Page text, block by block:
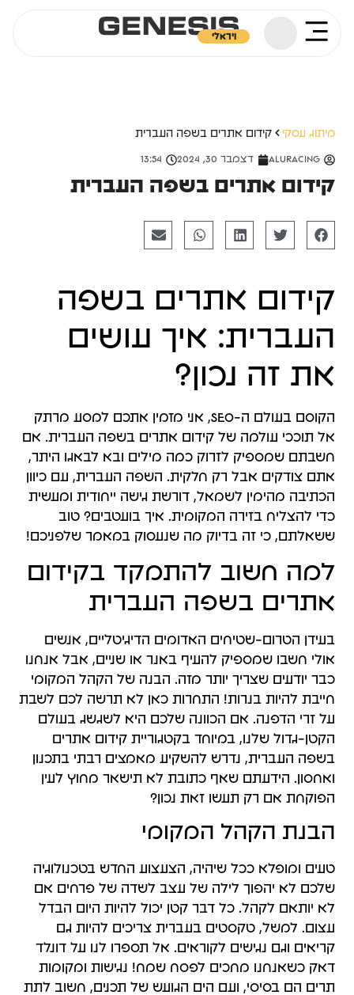
ויראלי
מיתוג עסקי קידום אתרים בשפה העברית
aluracing דצמבר 30, 2024 13:54
קידום אתרים בשפה העברית
קידום אתרים בשפה
העברית: איך עושים
את זה נכון?
הקוסם בעולם ה-SEO, אני מזמין אתכם למסע מרתק
אל תוככי עולמה של קידום אתרים בשפה העברית. אם
חשבתם שמספיק לזרוק כמה מילים ובא לבאגו היתר,
אתם צודקים אבל רק חלקית. השפה העברית, עם כיוון
הכתיבה מהימין לשמאל, דורשת גישה ייחודית ומעשית
כדי להצליח בזירה המקומית. איך בועטבים? טוב
ששאלתם, כי זה בדיוק מה שנעסוק במאמר שלפניכם!
למה חשוב להתמקד בקידום
אתרים בשפה העברית
בעידן הטרום-שטיחים האדומים הדיגיטליים, אנשים
אולי חשבו שמספיק להעיף באנר או שניים, אבל אנחנו
כבר יודעים שצריך יותר מזה. הבנה של הקהל המקומי
חייבת להיות בנרות! התחרות כאן לא תרשה לכם לשבת
על זרי הדפנה. אם הכוונה שלכם היא לשגשג בעולם
הקטן-גדול שלנו, במיוחד בקטגוריית קידום אתרים
בשפה העברית, נדרש להשקיע מאמצים רבתי בתכנון
ואחסון. הידעתם שאף כתובת לא תישאר מחוץ לעין
הפוקחת אם רק תעשו זאת נכון?
הבנת הקהל המקומי
טעים ומופלא ככל שיהיה, הצעצוע החדש בטכנולוגיה
שלכם לא יהפוך לילה של עצב לשדה של פרחים אם
לא יותאם לקהל. כל דבר קטן יכול להיות היום הבדל
עצום. למשל, טקסטים בעברית צריכים להיות גם
קריאים וגם נגישים לקוראים. אל תספרו לנו על דונלד
דאק כשאנחנו מחכים לפסח שמח! נגישות ומקומות
תרים הם בסיסי, ועם הים הגועש של תכנים, חשוב לתת